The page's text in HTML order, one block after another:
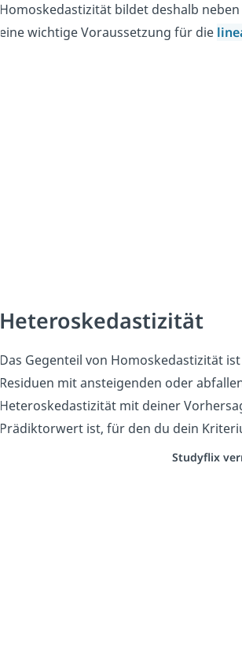
Homoskedastizität bildet deshalb
eine wichtige Voraussetzung für die
Heteroskedastizität
Das Gegenteil von Homoskedastizität ist
Residuen mit ansteigenden oder
Heteroskedastizität mit deiner
Prädiktorwert ist, für den du dein
Studyflix